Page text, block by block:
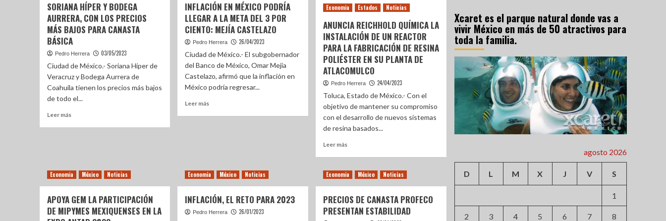
SORIANA HÍPER Y BODEGA
AURRERA, CON LOS PRECIOS
MÁS BAJOS PARA CANASTA
BÁSICA
Pedro Herrera 03/05/2023
Ciudad de México.- Soriana Híper de
Veracruz y Bodega Aurrera de
Coahuila tienen los precios más bajos
de todo el...
Leer más
INFLACIÓN EN MÉXICO PODRÍA
LLEGAR A LA META DEL 3 POR
CIENTO: MEJÍA CASTELAZO
Pedro Herrera 26/04/2023
Ciudad de México.- El subgobernador
del Banco de México, Omar Mejía
Castelazo, afirmó que la inflación en
México podría regresar...
Leer más
Economia Estados Noticias
ANUNCIA REICHHOLD QUÍMICA LA
INSTALACIÓN DE UN REACTOR
PARA LA FABRICACIÓN DE RESINA
POLIÉSTER EN SU PLANTA DE
ATLACOMULCO
Pedro Herrera 24/04/2023
Toluca, Estado de México.- Con el
objetivo de mantener su compromiso
con el desarrollo de nuevos sistemas
de resina basados...
Leer más
Economia México Noticias
APOYA GEM LA PARTICIPACIÓN
DE MIPYMES MEXIQUENSES EN LA
Economia México Noticias
INFLACIÓN, EL RETO PARA 2023
Pedro Herrera 26/01/2023
Economia México Noticias
PRECIOS DE CANASTA PROFECO
PRESENTAN ESTABILIDAD
Xcaret es el parque natural donde vas a
vivir México en más de 50 atractivos para
toda la familia.
agosto 2026
D L M X J V S
1
2 3 4 5 6 7 8